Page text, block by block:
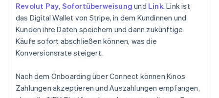
Revolut Pay, Sofortüberweisung und Link. Link ist
das Digital Wallet von Stripe, in dem Kundinnen und
Kunden ihre Daten speichern und dann zukünftige
Käufe sofort abschließen können, was die
Konversionsrate steigert.
Nach dem Onboarding über Connect können Kinos
Zahlungen akzeptieren und Auszahlungen empfangen,